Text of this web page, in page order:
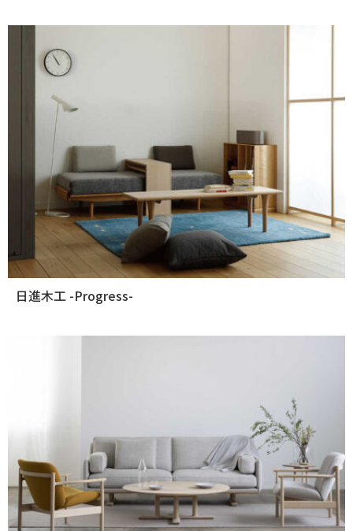
日進木工 -Progress-